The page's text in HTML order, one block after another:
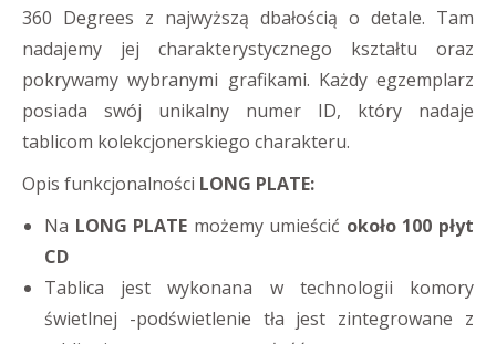
360 Degrees z najwyższą dbałością o detale. Tam
nadajemy jej charakterystycznego kształtu oraz
pokrywamy wybranymi grafikami. Każdy egzemplarz
posiada swój unikalny numer ID, który nadaje
tablicom kolekcjonerskiego charakteru.
Opis funkcjonalności LONG PLATE:
Na LONG PLATE możemy umieścić około 100 płyt
CD
Tablica jest wykonana w technologii komory
świetlnej -podświetlenie tła jest zintegrowane z